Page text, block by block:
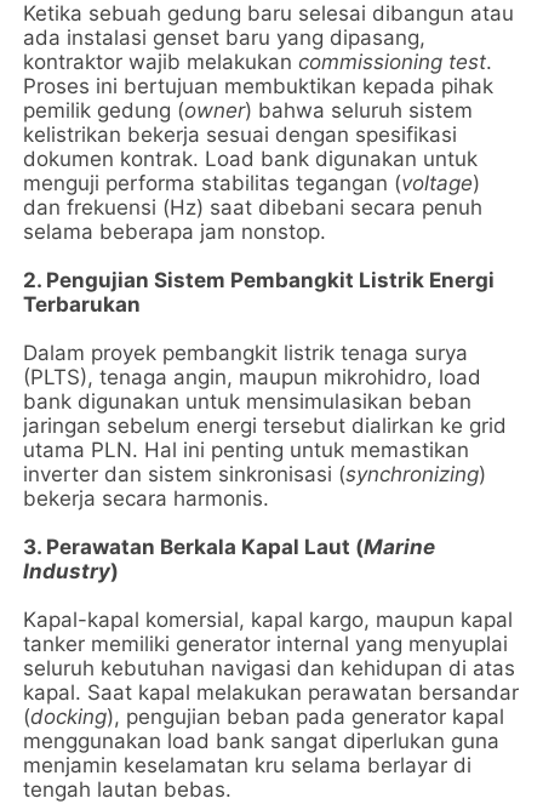
Ketika sebuah gedung baru selesai dibangun atau
ada instalasi genset baru yang dipasang,
kontraktor wajib melakukancommissioning test.
Proses ini bertujuan membuktikan kepada pihak
pemilik gedung (owner) bahwa seluruh sistem
kelistrikan bekerja sesuai dengan spesifikasi
dokumen kontrak. Load bank digunakan untuk
menguji performa stabilitas tegangan (voltage)
dan frekuensi (Hz) saat dibebani secara penuh
selama beberapa jam nonstop.
2. Pengujian Sistem Pembangkit Listrik Energi
Terbarukan
Dalam proyek pembangkit listrik tenaga surya
(PLTS), tenaga angin, maupun mikrohidro, load
bank digunakan untuk mensimulasikan beban
jaringan sebelum energi tersebut dialirkan ke grid
utama PLN. Hal ini penting untuk memastikan
inverter dan sistem sinkronisasi (synchronizing)
bekerja secara harmonis.
3. Perawatan Berkala Kapal Laut (Marine
Industry)
Kapal-kapal komersial, kapal kargo, maupun kapal
tanker memiliki generator internal yang menyuplai
seluruh kebutuhan navigasi dan kehidupan di atas
kapal. Saat kapal melakukan perawatan bersandar
(docking), pengujian beban pada generator kapal
menggunakan load bank sangat diperlukan guna
menjamin keselamatan kru selama berlayar di
tengah lautan bebas.